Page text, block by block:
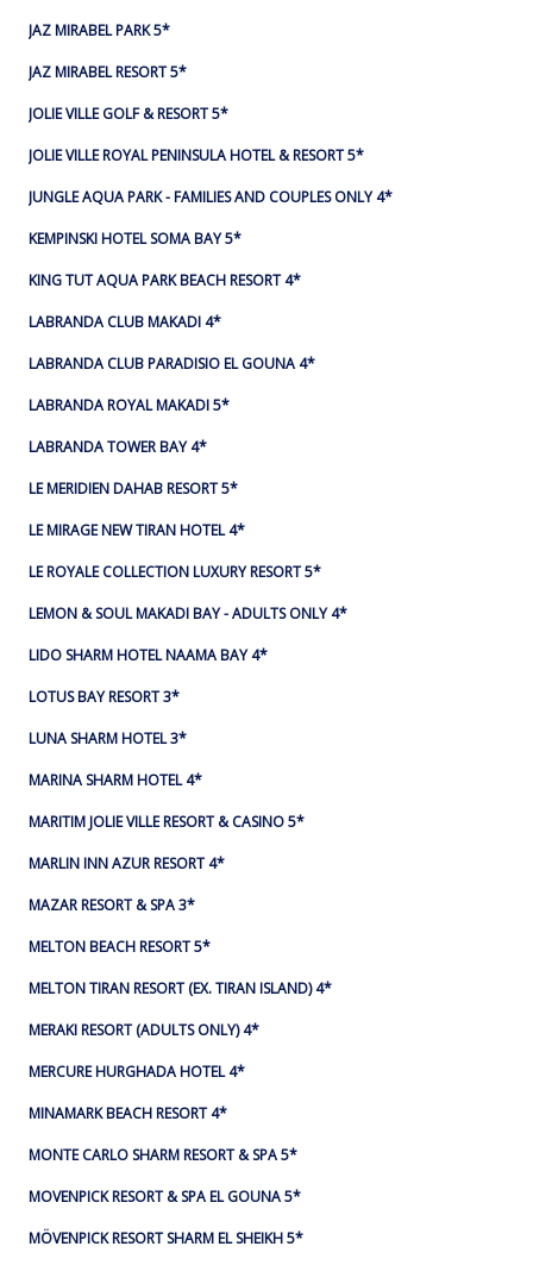
JAZ MIRABEL PARK 5*
JAZ MIRABEL RESORT 5*
JOLIE VILLE GOLF & RESORT 5*
JOLIE VILLE ROYAL PENINSULA HOTEL & RESORT 5*
JUNGLE AQUA PARK - FAMILIES AND COUPLES ONLY 4*
KEMPINSKI HOTEL SOMA BAY 5*
KING TUT AQUA PARK BEACH RESORT 4*
LABRANDA CLUB MAKADI 4*
LABRANDA CLUB PARADISIO EL GOUNA 4*
LABRANDA ROYAL MAKADI 5*
LABRANDA TOWER BAY 4*
LE MERIDIEN DAHAB RESORT 5*
LE MIRAGE NEW TIRAN HOTEL 4*
LE ROYALE COLLECTION LUXURY RESORT 5*
LEMON & SOUL MAKADI BAY - ADULTS ONLY 4*
LIDO SHARM HOTEL NAAMA BAY 4*
LOTUS BAY RESORT 3*
LUNA SHARM HOTEL 3*
MARINA SHARM HOTEL 4*
MARITIM JOLIE VILLE RESORT & CASINO 5*
MARLIN INN AZUR RESORT 4*
MAZAR RESORT & SPA 3*
MELTON BEACH RESORT 5*
MELTON TIRAN RESORT (EX. TIRAN ISLAND) 4*
MERAKI RESORT (ADULTS ONLY) 4*
MERCURE HURGHADA HOTEL 4*
MINAMARK BEACH RESORT 4*
MONTE CARLO SHARM RESORT & SPA 5*
MOVENPICK RESORT & SPA EL GOUNA 5*
MÖVENPICK RESORT SHARM EL SHEIKH 5*